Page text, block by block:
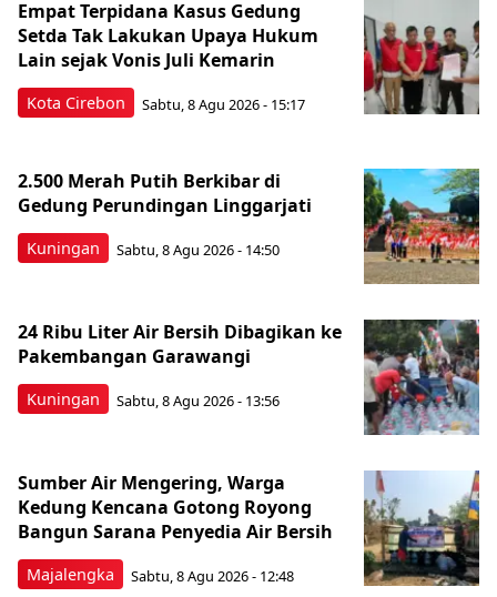
Kota Cirebon
Empat Terpidana Kasus Gedung
Setda Tak Lakukan Upaya Hukum
Lain sejak Vonis Juli Kemarin
Sabtu, 8 Agu 2026 - 15:17
Kuningan
2.500 Merah Putih Berkibar di
Gedung Perundingan Linggarjati
Sabtu, 8 Agu 2026 - 14:50
Kuningan
24 Ribu Liter Air Bersih Dibagikan ke
Pakembangan Garawangi
Sabtu, 8 Agu 2026 - 13:56
Majalengka
Sumber Air Mengering, Warga
Kedung Kencana Gotong Royong
Bangun Sarana Penyedia Air Bersih
Sabtu, 8 Agu 2026 - 12:48